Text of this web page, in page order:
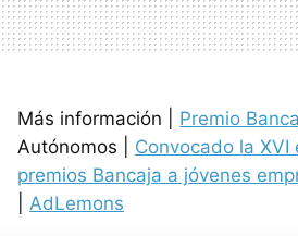
Más información | Premio
Autónomos | Convocado la XVI
premios Bancaja a jóvenes
AdLemons